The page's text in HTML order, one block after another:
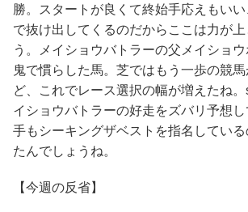
勝。スタートが良くて終始手応えもい
で抜け出してくるのだからここは力が上
う。メイショウバトラーの父メイショ
鬼で慣らした馬。芝ではもう一歩の競
ど、これでレース選択の幅が増えたね
イショウバトラーの好走をズバリ予想
手もシーキングザベストを指名してい
たんでしょうね。
【今週の反省】